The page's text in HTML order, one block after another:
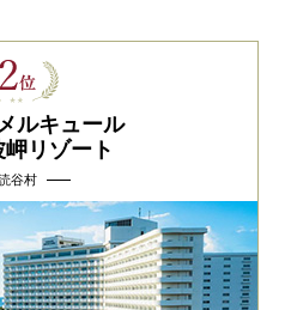
ルキュール
リゾート
谷村